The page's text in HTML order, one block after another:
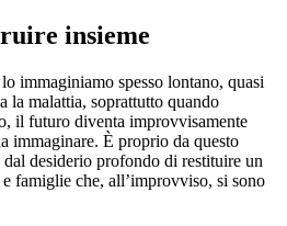
insieme
immaginiamo spesso lontano, quasi
la malattia, soprattutto quando
il futuro diventa improvvisamente
immaginare. È proprio da questo
dal desiderio profondo di restituire un
famiglie che, all’improvviso, si sono